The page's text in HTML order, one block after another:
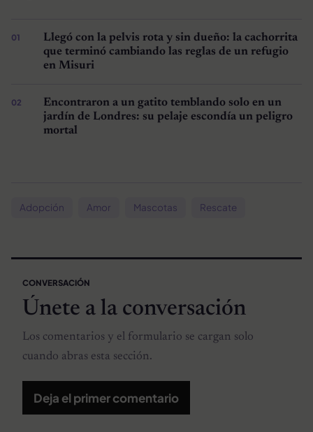
Llegó con la pelvis rota y sin dueño: la cachorrita
que terminó cambiando las reglas de un refugio
en Misuri
Encontraron a un gatito temblando solo en un
jardín de Londres: su pelaje escondía un peligro
mortal
Adopción Amor Mascotas Rescate
CONVERSACIÓN
Únete a la conversación
Los comentarios y el formulario se cargan solo
cuando abras esta sección.
Deja el primer comentario